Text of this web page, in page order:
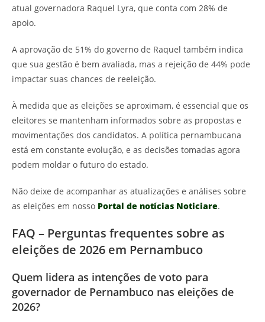
atual governadora Raquel Lyra, que conta com 28% de
apoio.
A aprovação de 51% do governo de Raquel também indica
que sua gestão é bem avaliada, mas a rejeição de 44% pode
impactar suas chances de reeleição.
À medida que as eleições se aproximam, é essencial que os
eleitores se mantenham informados sobre as propostas e
movimentações dos candidatos. A política pernambucana
está em constante evolução, e as decisões tomadas agora
podem moldar o futuro do estado.
Não deixe de acompanhar as atualizações e análises sobre
as eleições em nosso Portal de notícias Noticiare.
FAQ – Perguntas frequentes sobre as
eleições de 2026 em Pernambuco
Quem lidera as intenções de voto para
governador de Pernambuco nas eleições de
2026?